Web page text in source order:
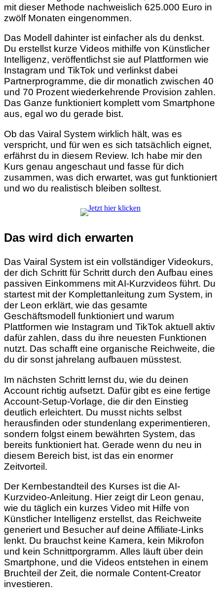
mit dieser Methode nachweislich 625.000 Euro in
zwölf Monaten eingenommen.
Das Modell dahinter ist einfacher als du denkst.
Du erstellst kurze Videos mithilfe von Künstlicher
Intelligenz, veröffentlichst sie auf Plattformen wie
Instagram und TikTok und verlinkst dabei
Partnerprogramme, die dir monatlich zwischen 40
und 70 Prozent wiederkehrende Provision zahlen.
Das Ganze funktioniert komplett vom Smartphone
aus, egal wo du gerade bist.
Ob das Vairal System wirklich hält, was es
verspricht, und für wen es sich tatsächlich eignet,
erfährst du in diesem Review. Ich habe mir den
Kurs genau angeschaut und fasse für dich
zusammen, was dich erwartet, was gut funktioniert
und wo du realistisch bleiben solltest.
Das wird dich erwarten
Das Vairal System ist ein vollständiger Videokurs,
der dich Schritt für Schritt durch den Aufbau eines
passiven Einkommens mit AI-Kurzvideos führt. Du
startest mit der Komplettanleitung zum System, in
der Leon erklärt, wie das gesamte
Geschäftsmodell funktioniert und warum
Plattformen wie Instagram und TikTok aktuell aktiv
dafür zahlen, dass du ihre neuesten Funktionen
nutzt. Das schafft eine organische Reichweite, die
du dir sonst jahrelang aufbauen müsstest.
Im nächsten Schritt lernst du, wie du deinen
Account richtig aufsetzt. Dafür gibt es eine fertige
Account-Setup-Vorlage, die dir den Einstieg
deutlich erleichtert. Du musst nichts selbst
herausfinden oder stundenlang experimentieren,
sondern folgst einem bewährten System, das
bereits funktioniert hat. Gerade wenn du neu in
diesem Bereich bist, ist das ein enormer
Zeitvorteil.
Der Kernbestandteil des Kurses ist die AI-
Kurzvideo-Anleitung. Hier zeigt dir Leon genau,
wie du täglich ein kurzes Video mit Hilfe von
Künstlicher Intelligenz erstellst, das Reichweite
generiert und Besucher auf deine Affiliate-Links
lenkt. Du brauchst keine Kamera, kein Mikrofon
und kein Schnittporgramm. Alles läuft über dein
Smartphone, und die Videos entstehen in einem
Bruchteil der Zeit, die normale Content-Creator
investieren.